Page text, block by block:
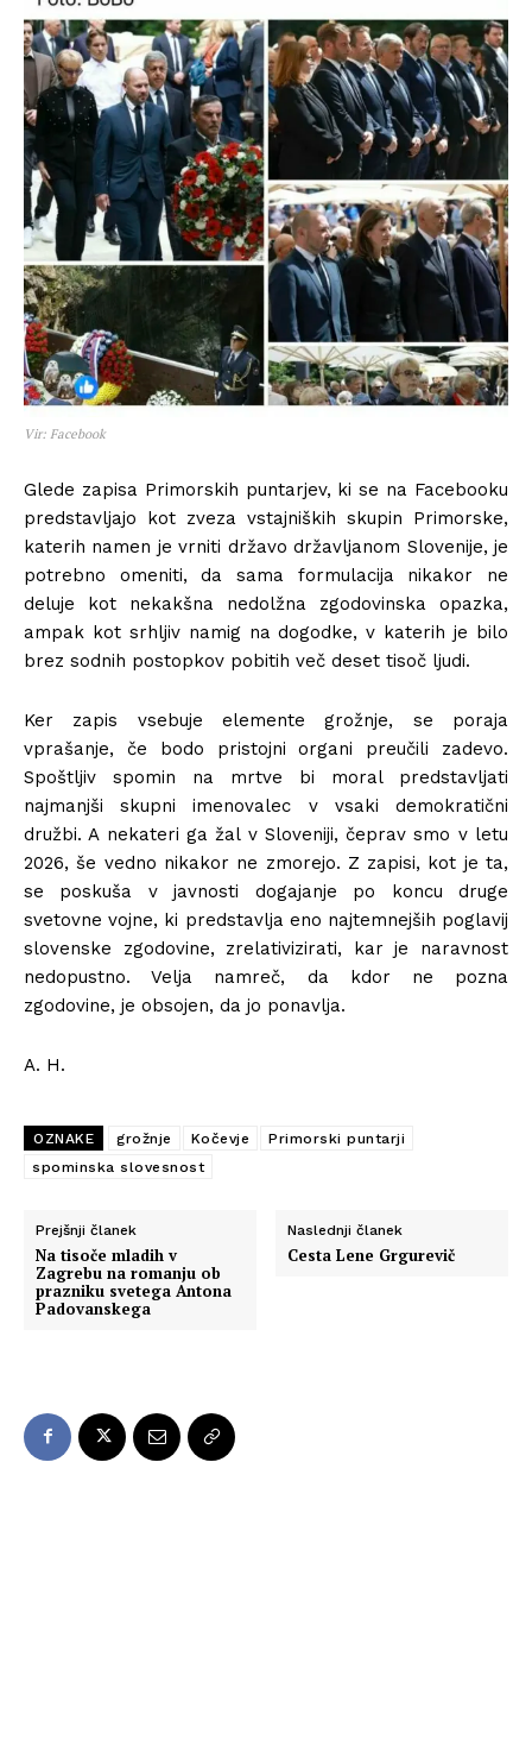
Vir: Facebook
Glede zapisa Primorskih puntarjev, ki se na Facebooku
predstavljajo kot zveza vstajniških skupin Primorske,
katerih namen je vrniti državo državljanom Slovenije, je
potrebno omeniti, da sama formulacija nikakor ne
deluje kot nekakšna nedolžna zgodovinska opazka,
ampak kot srhljiv namig na dogodke, v katerih je bilo
brez sodnih postopkov pobitih več deset tisoč ljudi.
Ker zapis vsebuje elemente grožnje, se poraja
vprašanje, če bodo pristojni organi preučili zadevo.
Spoštljiv spomin na mrtve bi moral predstavljati
najmanjši skupni imenovalec v vsaki demokratični
družbi. A nekateri ga žal v Sloveniji, čeprav smo v letu
2026, še vedno nikakor ne zmorejo. Z zapisi, kot je ta,
se poskuša v javnosti dogajanje po koncu druge
svetovne vojne, ki predstavlja eno najtemnejših poglavij
slovenske zgodovine, zrelativizirati, kar je naravnost
nedopustno. Velja namreč, da kdor ne pozna
zgodovine, je obsojen, da jo ponavlja.
A. H.
OZNAKE grožnje Kočevje
Primorski puntarji
spominska slovesnost
Prejšnji članek
Na tisoče mladih v
Zagrebu na romanju ob
prazniku svetega Antona
Padovanskega
Naslednji članek
Cesta Lene Grgurevič